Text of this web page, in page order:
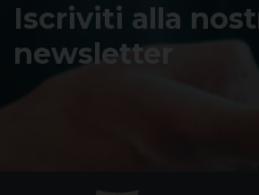
Iscriviti alla
newsletter